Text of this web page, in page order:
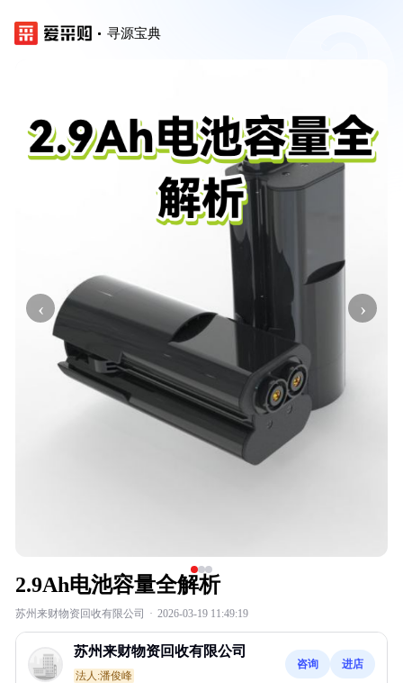
寻源宝典
‹ ›
2.9Ah电池容量全解析
苏州来财物资回收有限公司 · 2026-03-19 11:49:19
苏州来财物资回收有限公司
法人:潘俊峰
咨询 进店